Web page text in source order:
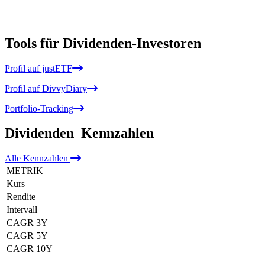
Tools für Dividenden-Investoren
Profil auf justETF
Profil auf DivvyDiary
Portfolio-Tracking
Dividenden Kennzahlen
Alle Kennzahlen
METRIK
Kurs
Rendite
Intervall
CAGR 3Y
CAGR 5Y
CAGR 10Y